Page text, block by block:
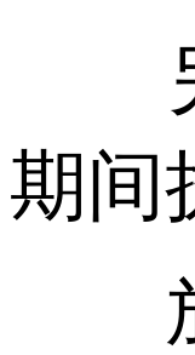
另
期间
放